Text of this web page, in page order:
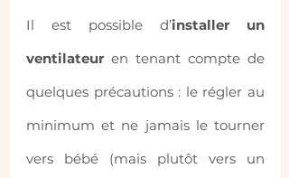
Il est possible d’installer un
ventilateur en tenant compte de
quelques précautions : le régler au
minimum et ne jamais le tourner
vers bébé (mais plutôt vers un